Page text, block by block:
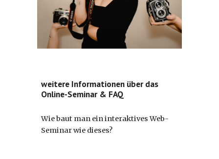
weitere Informationen über das
Online-Seminar & FAQ
Wie baut man ein interaktives Web-
Seminar wie dieses?